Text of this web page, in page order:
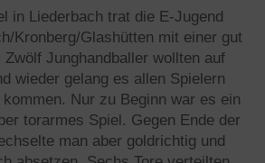
in Liederbach trat die E-Jugend
Kronberg/Glashütten mit einer gut
Junghandballer wollten auf
wieder gelang es allen Spielern
Nur zu Beginn war es ein
torarmes Spiel. Gegen Ende der
man aber goldrichtig und